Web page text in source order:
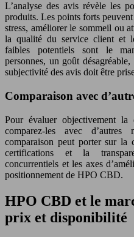
L’analyse des avis révèle les
produits. Les points forts
stress, améliorer le sommeil ou
la qualité du service client et
faibles potentiels sont le
personnes, un goût
subjectivité des avis doit être
Comparaison avec
Pour évaluer objectivement
comparez-les avec
comparaison peut porter sur
certifications et la
concurrentiels et les axes
positionnement de HPO CBD.
HPO CBD et le
prix et disponibilité